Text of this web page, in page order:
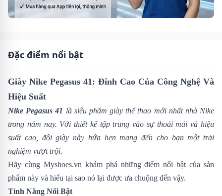
Đặc điểm nổi bật
Giày Nike Pegasus 41: Đỉnh Cao Của Công Nghệ Và
Hiệu Suất
Nike Pegasus 41 là siêu phẩm giày thể thao mới nhất nhà Nike
trong năm nay. Với thiết kế tập trung vào sự thoải mái và hiệu
suất cao, đôi giày này hứa hẹn mang đến cho bạn một trải
nghiệm vượt trội.
Hãy cùng Myshoes.vn khám phá những điểm nổi bật của sản
phẩm này và hiểu tại sao nó lại được ưa chuộng đến vậy.
Tính Năng Nổi Bật